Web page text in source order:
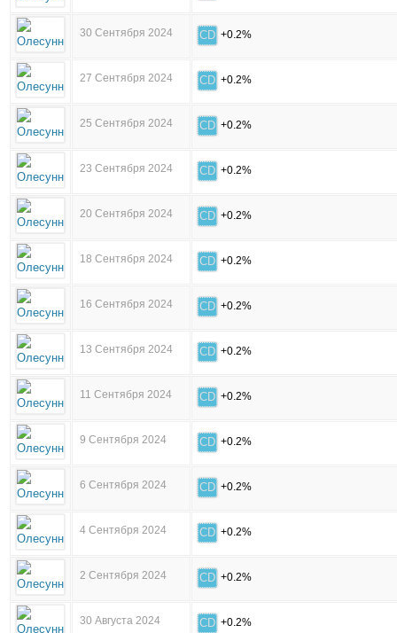
30 Сентября 2024 CD +0.2%
27 Сентября 2024 CD +0.2%
25 Сентября 2024 CD +0.2%
23 Сентября 2024 CD +0.2%
20 Сентября 2024 CD +0.2%
18 Сентября 2024 CD +0.2%
16 Сентября 2024 CD +0.2%
13 Сентября 2024 CD +0.2%
11 Сентября 2024 CD +0.2%
9 Сентября 2024 CD +0.2%
6 Сентября 2024 CD +0.2%
4 Сентября 2024 CD +0.2%
2 Сентября 2024 CD +0.2%
30 Августа 2024 CD +0.2%